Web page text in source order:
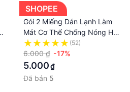
#xumishop
#miengdanchongnong
mua sắm🍉🍉🍉
SHOPEE
Gói 2 Miếng Dán Lạnh Làm
Mát Cơ Thể Chống Nóng Hạ
Sốt - Miếng Dán Tản Nhiệt
Chống Say Nắng Mùa Hè
(52)
6.000 ₫ -17%
5.000₫
Đã bán 5